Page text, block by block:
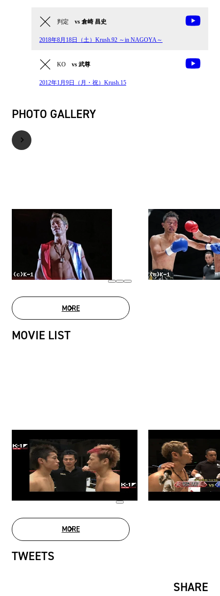
判定 vs 倉崎 昌史
2018年8月18日（土）Krush.92 ～in NAGOYA～
KO vs 武尊
2012年1月9日（月・祝）Krush.15
PHOTO GALLERY
MOREPHOTO GALLERY
MOVIE LIST
MOREMOVIE LIST
TWEETS
SHARE